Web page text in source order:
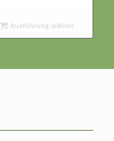
Ausführung wählen